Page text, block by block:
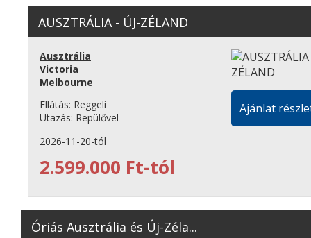
AUSZTRÁLIA - ÚJ-ZÉLAND
Ausztrália
Victoria
Melbourne
Ellátás: Reggeli
Utazás: Repülővel
2026-11-20-tól
2.599.000 Ft-tól
Ajánlat
Óriás Ausztrália és Új-Zéla...